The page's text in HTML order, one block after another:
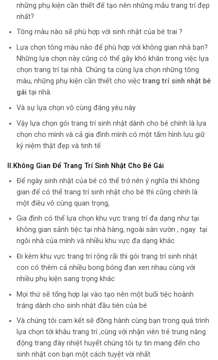
những phụ kiện cần thiết để tạo nên những mẫu trang trí đẹp
nhất?
Tông màu nào sẽ phù hợp với sinh nhật của bé trai ?
Lựa chọn tông màu nào để phù hợp với không gian nhà bạn?
Những lựa chọn này cũng có thể gây khó khăn trong việc lựa
chọn trang trí tại nhà. Chúng ta cùng lựa chọn những tông
màu, những phụ kiện cần thiết cho việctrang trí sinh nhật bé
gái tại nhà.
Và sự lựa chọn vô cùng đáng yêu này
Vậy lựa chọn gói trang trí sinh nhật dành cho bé chính là lựa
chọn cho mình và cả gia đình mình có một tấm hình lưu giữ
kỷ niệm thật đẹp và tinh tế
II.Không Gian Để Trang Trí Sinh Nhật Cho Bé Gái
Để ngày sinh nhật của bé có thể trở nên ý nghĩa thì không
gian để có thể trang trí sinh nhật cho bé thì cũng chính là
một điều vô cùng quan trọng,
Gia đình có thể lựa chọn khu vực trang trí đa dạng như tại
không gian sảnh tiệc tại nhà hàng, ngoài sân vườn , ngay tại
ngôi nhà của mình và nhiều khu vực đa dạng khác
Đi kèm khu vực trang trí rộng rãi thì gói trang trí sinh nhật
con có thêm cả nhiều bong bóng đan xen nhau cùng với
nhiều phụ kiện sang trọng khác
Mọi thứ sẽ tổng hợp lại vào tạo nên một buổi tiệc hoành
tráng dành cho sinh nhật đầu tiên của bé
Và chúng tôi cam kết sẽ đồng hành cùng bạn trong quá trình
lựa chọn tới khâu trang trí ,cùng với nhận viên trẻ trung năng
động trang đày nhiệt huyết chúng tôi tự tin mang đến cho
sinh nhật con bạn một cách tuyệt vời nhất